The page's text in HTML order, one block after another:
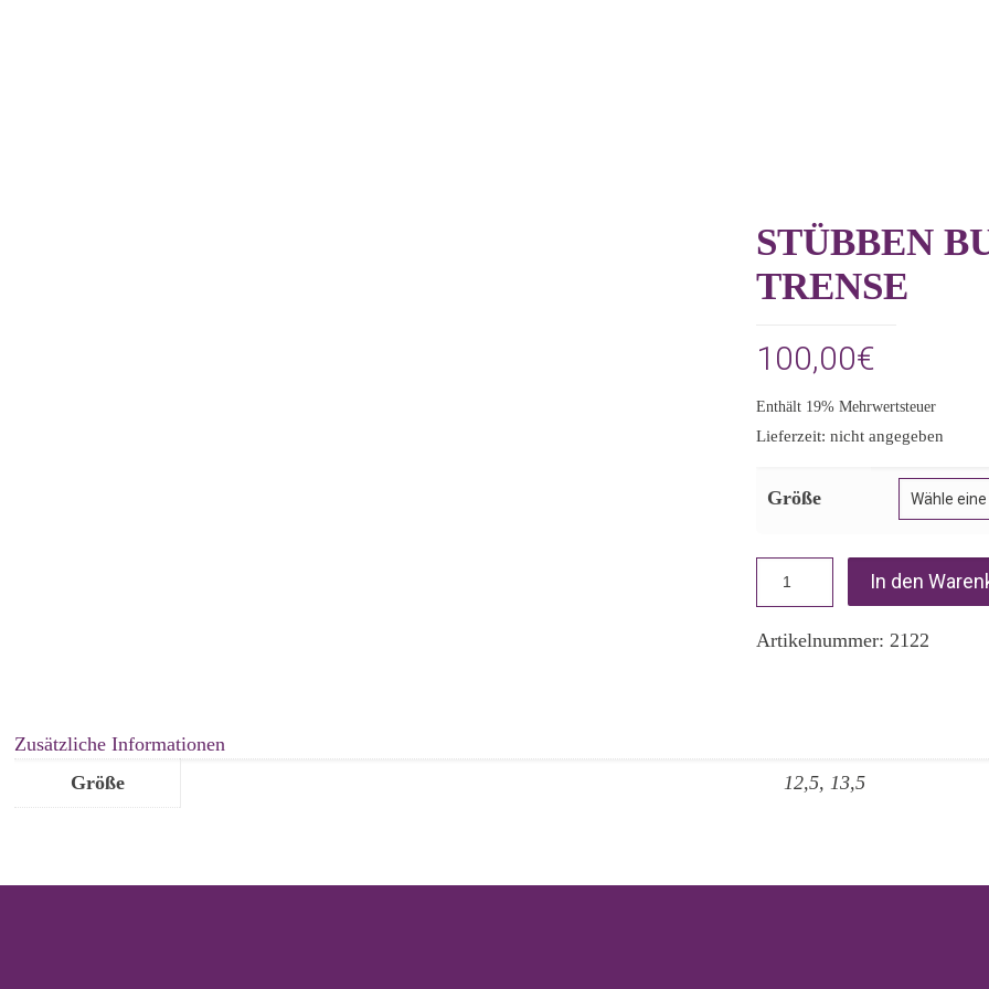
STÜBBEN
TRENSE
100,00€
Enthält 19% Mehrwertsteuer
Lieferzeit: nicht angegeben
Größe
In den
Artikelnummer:2122
Zusätzliche Informationen
Größe
12,5, 13,5